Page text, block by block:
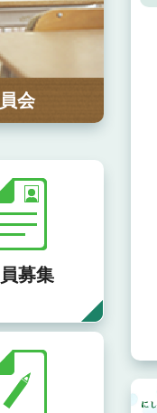
会
募集
がおのひみつ たん
たい」